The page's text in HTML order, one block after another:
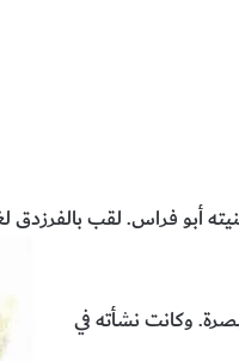
أبو فراس. لقب بالفرزدق
في البصرة. وكانت نشأته في